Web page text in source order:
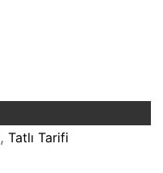
, Tatlı Tarifi